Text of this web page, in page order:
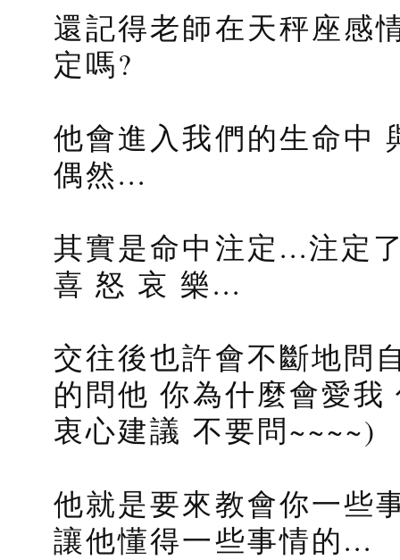
還記得老師在天秤座感
定嗎?
他會進入我們的生命中
偶然...
其實是命中注定...注定
喜 怒 哀 樂...
交往後也許會不斷地問
的問他 你為什麼會愛
衷心建議 不要問~~~~)
他就是要來教會你一些
讓他懂得一些事情的...